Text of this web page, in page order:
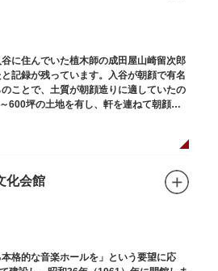
に住んでいた植木師の成田屋山崎留次郎
記録が残っています。入谷が朝顔で有名
ことで、土質が朝顔造りに適していたの
600坪の土地を有し、軒を連ねて朝顔造
化会館
格的な音楽ホールを」という要望に応